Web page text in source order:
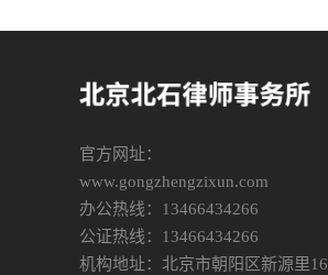
官方网址：
www.gongzhengzixun.com
办公热线：13466434266
公证热线：13466434266
机构地址：北京市朝阳区新源里16